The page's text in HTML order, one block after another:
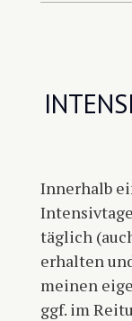
Innerhalb
täglich
erhalten
meinen
ggf. im